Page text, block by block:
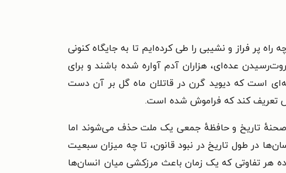
پر فراز و نشیبی را طی کرده‌ایم تا به جایگاه کنونی
عده‌ای، هزاران آدم آواره شده باشند و برای
است که دیوید گرن در قاتلان ماه گل بر آن دست
تعریف کند که فراموش شده است.
صحنهٔ تاریخ و حافظهٔ جمعی یک ملت حذف می‌شوند اما
در طول تاریخ در نبود قانون، تا چه میزان سبعیت
هر تفاوتی که یک زمان باعث مرزکشی میان انسان‌ها